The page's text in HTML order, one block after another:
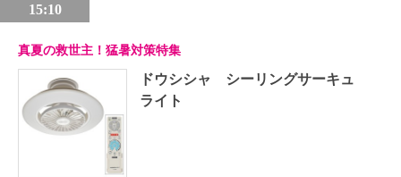
15:10
真夏の救世主！猛暑対策特集
ドウシシャ シーリングサーキュ
ライト